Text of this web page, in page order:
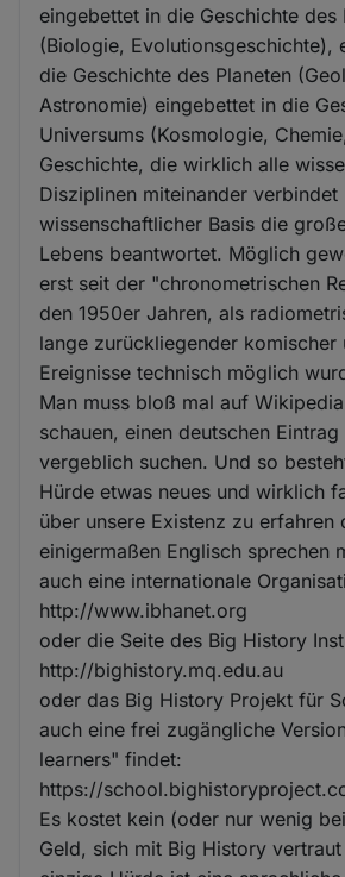
eingebettet in die Geschichte des
(Biologie, Evolutionsgeschichte),
die Geschichte des Planeten
Astronomie) eingebettet in die
Universums (Kosmologie,
Geschichte, die wirklich alle
Disziplinen miteinander verbindet
wissenschaftlicher Basis die
Lebens beantwortet. Möglich
erst seit der "chronometrischen
den 1950er Jahren, als
lange zurückliegender komischer
Ereignisse technisch möglich
Man muss bloß mal auf
schauen, einen deutschen
vergeblich suchen. Und so
Hürde etwas neues und wirklich
über unsere Existenz zu erfahren
einigermaßen Englisch sprechen
auch eine internationale
http://www.ibhanet.org
oder die Seite des Big History
http://bighistory.mq.edu.au
oder das Big History Projekt für
auch eine frei zugängliche
learners" findet:
https://
Es kostet kein (oder nur wenig
Geld, sich mit Big History